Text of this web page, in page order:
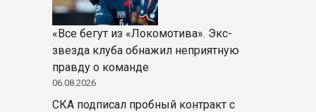
«Все бегут из «Локомотива». Экс-
звезда клуба обнажил неприятную
правду о команде
06.08.2026
СКА подписал пробный контракт с